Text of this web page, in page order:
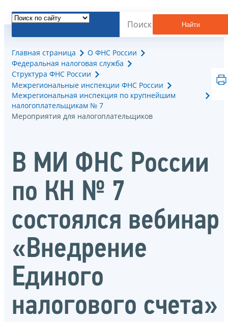
Найти
Главная страница
О ФНС России
Федеральная налоговая служба
Структура ФНС России
Межрегиональные инспекции ФНС России
Межрегиональная инспекция по крупнейшим
налогоплательщикам № 7
Мероприятия для налогоплательщиков
В МИ ФНС России
по КН № 7
состоялся вебинар
«Внедрение
Единого
налогового счета»